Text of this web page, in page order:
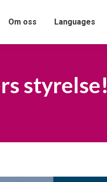
Om oss Languages
styrelse!